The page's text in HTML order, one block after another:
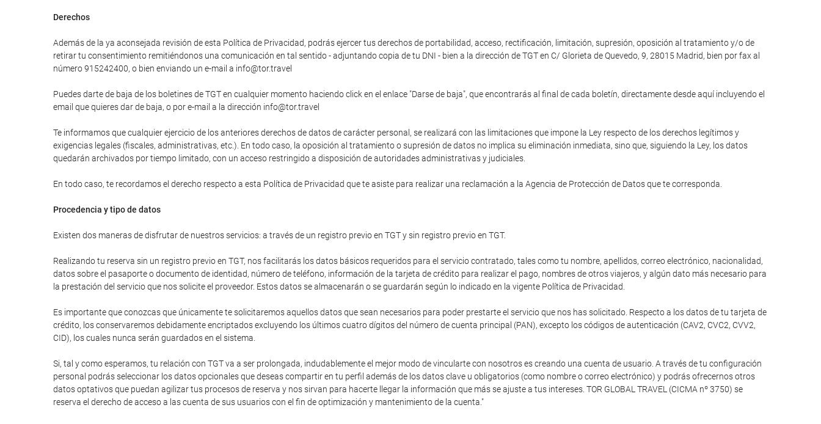
Derechos
Además de la ya aconsejada revisión de esta Política de Privacidad, podrás ejercer tus derechos de portabilidad, acceso, rectificación, limitación, supresión, oposición al tratamiento y/o de
retirar tu consentimiento remitiéndonos una comunicación en tal sentido - adjuntando copia de tu DNI - bien a la dirección de TGT en C/ Glorieta de Quevedo, 9, 28015 Madrid, bien por fax al
número 915242400, o bien enviando un e-mail a info@tor.travel
Puedes darte de baja de los boletines de TGT en cualquier momento haciendo click en el enlace "Darse de baja", que encontrarás al final de cada boletín, directamente desde aquí incluyendo el
email que quieres dar de baja, o por e-mail a la dirección info@tor.travel
Te informamos que cualquier ejercicio de los anteriores derechos de datos de carácter personal, se realizará con las limitaciones que impone la Ley respecto de los derechos legítimos y
exigencias legales (fiscales, administrativas, etc.). En todo caso, la oposición al tratamiento o supresión de datos no implica su eliminación inmediata, sino que, siguiendo la Ley, los datos
quedarán archivados por tiempo limitado, con un acceso restringido a disposición de autoridades administrativas y judiciales.
En todo caso, te recordamos el derecho respecto a esta Política de Privacidad que te asiste para realizar una reclamación a la Agencia de Protección de Datos que te corresponda.
Procedencia y tipo de datos
Existen dos maneras de disfrutar de nuestros servicios: a través de un registro previo en TGT y sin registro previo en TGT.
Realizando tu reserva sin un registro previo en TGT, nos facilitarás los datos básicos requeridos para el servicio contratado, tales como tu nombre, apellidos, correo electrónico, nacionalidad,
datos sobre el pasaporte o documento de identidad, número de teléfono, información de la tarjeta de crédito para realizar el pago, nombres de otros viajeros, y algún dato más necesario para
la prestación del servicio que nos solicite el proveedor. Estos datos se almacenarán o se guardarán según lo indicado en la vigente Política de Privacidad.
Es importante que conozcas que únicamente te solicitaremos aquellos datos que sean necesarios para poder prestarte el servicio que nos has solicitado. Respecto a los datos de tu tarjeta de
crédito, los conservaremos debidamente encriptados excluyendo los últimos cuatro dígitos del número de cuenta principal (PAN), excepto los códigos de autenticación (CAV2, CVC2, CVV2,
CID), los cuales nunca serán guardados en el sistema.
Si, tal y como esperamos, tu relación con TGT va a ser prolongada, indudablemente el mejor modo de vincularte con nosotros es creando una cuenta de usuario. A través de tu configuración
personal podrás seleccionar los datos opcionales que deseas compartir en tu perfil además de los datos clave u obligatorios (como nombre o correo electrónico) y podrás ofrecernos otros
datos optativos que puedan agilizar tus procesos de reserva y nos sirvan para hacerte llegar la información que más se ajuste a tus intereses. TOR GLOBAL TRAVEL (CICMA nº 3750) se
reserva el derecho de acceso a las cuenta de sus usuarios con el fin de optimización y mantenimiento de la cuenta."